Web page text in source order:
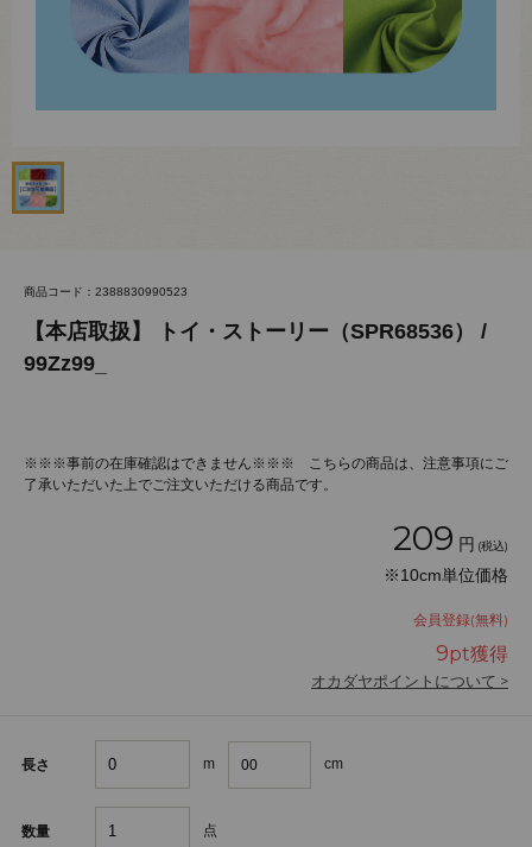
商品コード：2388830990523
【本店取扱】 トイ・ストーリー（SPR68536） /
99Zz99_
※※※事前の在庫確認はできません※※※ こちらの商品は、注意事項にご
了承いただいた上でご注文いただける商品です。
209 円 (税込)
※10cm単位価格
会員登録(無料)
9pt獲得
オカダヤポイントについて >
長さ m cm
数量 点